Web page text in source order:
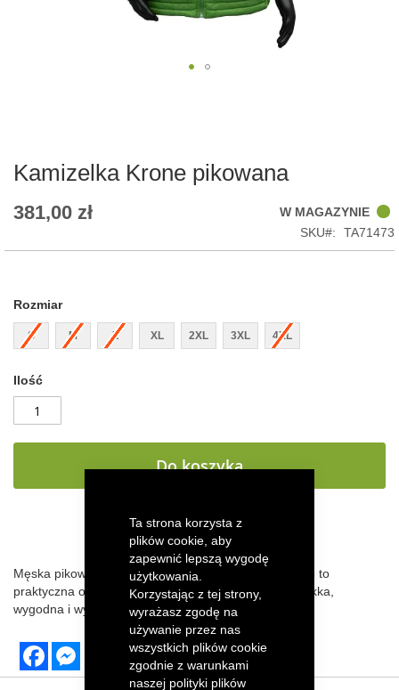
Ta strona korzysta z
plików cookie, aby
zapewnić lepszą wygodę
użytkowania.
Korzystając z tej strony,
wyrażasz zgodę na
używanie przez nas
wszystkich plików cookie
zgodnie z warunkami
naszej polityki plików
the
gallery
Kamizelka Krone pikowana
381,00 zł
W MAGAZYNIE
SKU
TA71473
Rozmiar
S M L XL 2XL 3XL 4XL
Ilość
Do koszyka
DODAJ DO LISTY ŻYCZEŃ
Męska pikowana kamizelka Krone w kolorze zielonym to
praktyczna odzież wierzchnia na chłodniejsze dni. Lekka,
wygodna i wykonana w całości z poliestru.
FacebookMessenger